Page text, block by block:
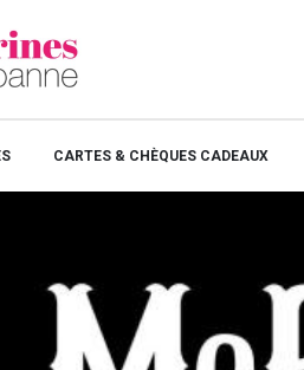
CARTES & CHÈQUES CADEAUX